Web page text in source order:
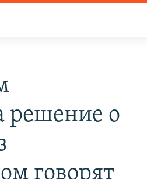
решение о
говорят